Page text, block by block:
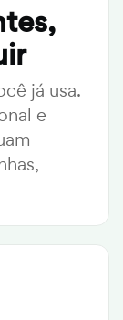
já usa.
e